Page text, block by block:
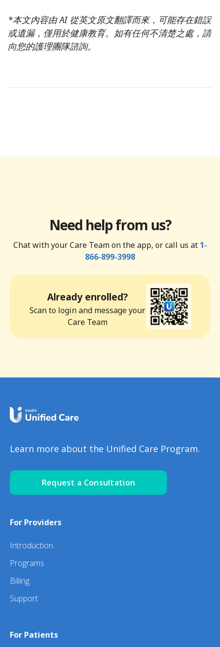
*本文內容由 AI 從英文原文翻譯而來，可能存在錯誤
或遺漏，僅用於健康教育。如有任何不清楚之處，請
向您的護理團隊諮詢。
Need help from us?
Chat with your Care Team on the app, or call us at 1-
866-899-3998
Already enrolled?
Scan to login and message your
Care Team
Learn more about the Unified Care Program.
Request a Consultation
For Providers
Introduction
Programs
Billing
Support
For Patients